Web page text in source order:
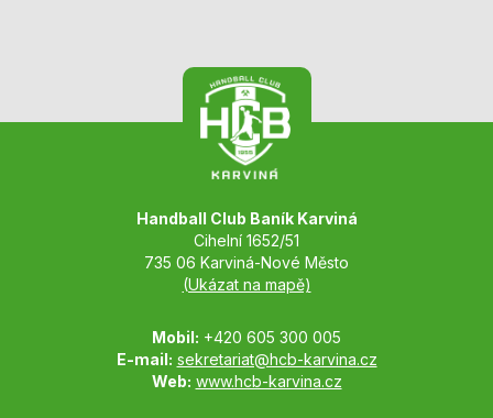
Handball Club Baník Karviná
Cihelní 1652/51
735 06 Karviná-Nové Město
(Ukázat na mapě)
Mobil: +420 605 300 005
E-mail: sekretariat@hcb-karvina.cz
Web: www.hcb-karvina.cz